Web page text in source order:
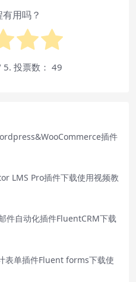
用吗？
5. 投票数： 49
插件
LMS Pro插件下载使用视频教
件自动化插件FluentCRM下载
表单插件Fluent forms下载使